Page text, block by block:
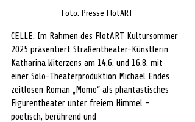
Foto: Presse FlotART
CELLE. Im Rahmen des FlotART Kultursommer
2025 präsentiert Straßentheater-Künstlerin
Katharina Witerzens am 14.6. und 16.8. mit
einer Solo-Theaterproduktion Michael Endes
zeitlosen Roman „Momo“ als phantastisches
Figurentheater unter freiem Himmel –
poetisch, berührend und